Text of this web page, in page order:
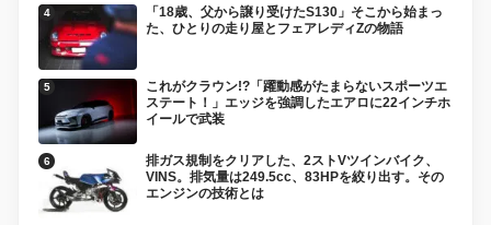
「18歳、父から譲り受けたS130」そこから始まっ
た、ひとりの走り屋とフェアレディZの物語
これがクラウン!?「躍動感がたまらないスポーツエ
ステート！」エッジを強調したエアロに22インチホ
イールで武装
排ガス規制をクリアした、2ストVツインバイク、
VINS。排気量は249.5cc、83HPを絞り出す。その
エンジンの技術とは